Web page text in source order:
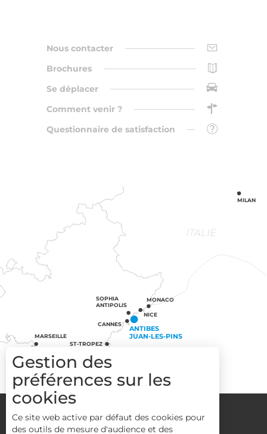
Nous contacter
Brochures
Se déplacer
Comment venir ?
Questionnaire de satisfaction
ITALIE
ST-TROPEZ
MARSEILLE
CANNES
ANTIBES
JUAN-LES-PINS
SOPHIA
ANTIPOLIS
NICE
MONACO
MILAN
Groupes
Mentions légales CGV Plan du site
Gestion des
préférences sur les
cookies
Ce site web active par défaut des cookies pour
des outils de mesure d'audience et des